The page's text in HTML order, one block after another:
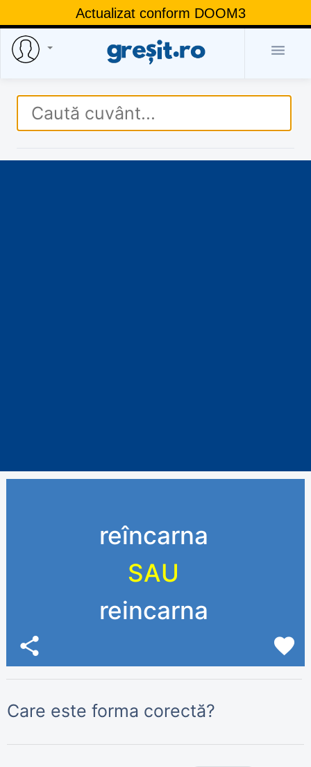
Actualizat conform DOOM3

reîncarna
SAU
reincarna
share favorite
Care este forma corectă?